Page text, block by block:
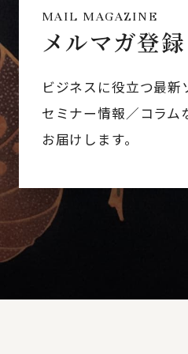
MAIL MAGAZINE
メルマガ登録
ビジネスに役立つ最新
セミナー情報／コラム
お届けします。